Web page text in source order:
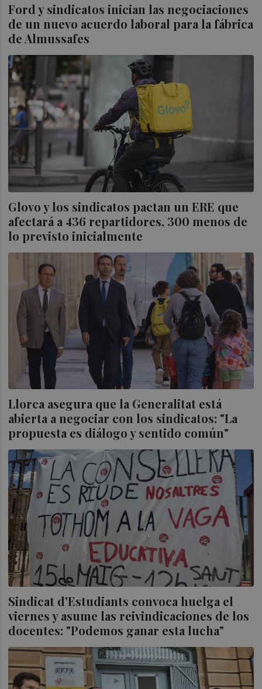
Ford y sindicatos inician las negociaciones
de un nuevo acuerdo laboral para la fábrica
de Almussafes
Glovo y los sindicatos pactan un ERE que
afectará a 436 repartidores, 300 menos de
lo previsto inicialmente
Llorca asegura que la Generalitat está
abierta a negociar con los sindicatos: "La
propuesta es diálogo y sentido común"
Sindicat d'Estudiants convoca huelga el
viernes y asume las reivindicaciones de los
docentes: "Podemos ganar esta lucha"